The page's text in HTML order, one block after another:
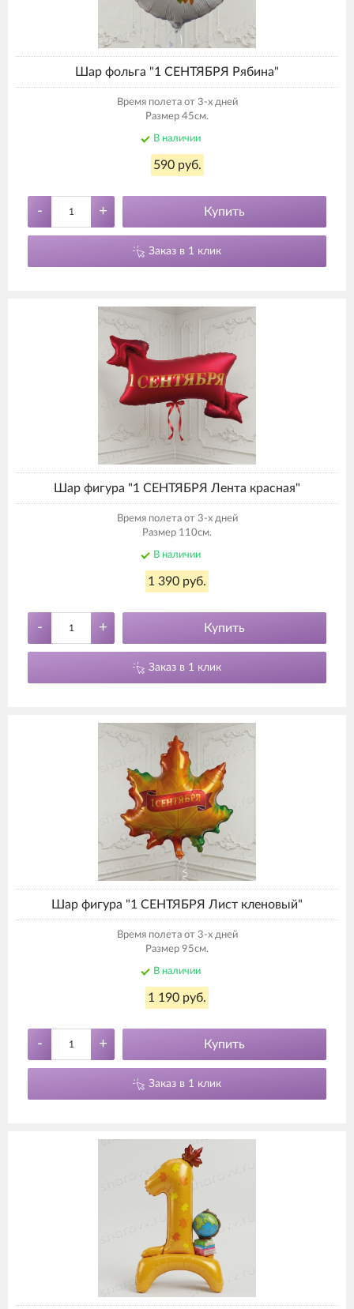
Шар фольга "1 СЕНТЯБРЯ Рябина"
Время полета от 3-х дней
Размер 45см.
В наличии
590 руб.
- + Купить
Заказ в 1 клик
Шар фигура "1 СЕНТЯБРЯ Лента красная"
Время полета от 3-х дней
Размер 110см.
В наличии
1 390 руб.
- + Купить
Заказ в 1 клик
Шар фигура "1 СЕНТЯБРЯ Лист кленовый"
Время полета от 3-х дней
Размер 95см.
В наличии
1 190 руб.
- + Купить
Заказ в 1 клик